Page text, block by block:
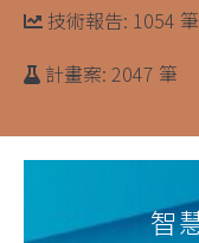
技術報告: 1054 筆
計畫案: 2047 筆
智